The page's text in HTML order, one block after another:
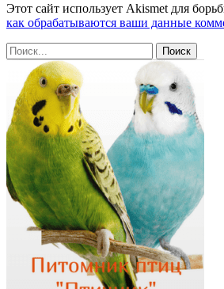
Этот сайт использует Akismet для
как обрабатываются ваши данные